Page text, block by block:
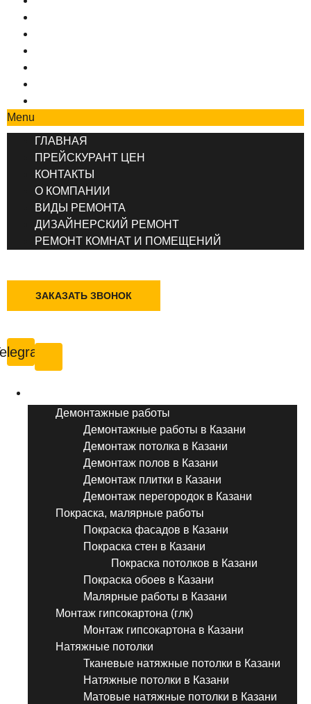
Menu
ГЛАВНАЯ
ПРЕЙСКУРАНТ ЦЕН
КОНТАКТЫ
О КОМПАНИИ
ВИДЫ РЕМОНТА
ДИЗАЙНЕРСКИЙ РЕМОНТ
РЕМОНТ КОМНАТ И ПОМЕЩЕНИЙ
ЗАКАЗАТЬ ЗВОНОК
Демонтажные работы
Демонтажные работы в Казани
Демонтаж потолка в Казани
Демонтаж полов в Казани
Демонтаж плитки в Казани
Демонтаж перегородок в Казани
Покраска, малярные работы
Покраска фасадов в Казани
Покраска стен в Казани
Покраска потолков в Казани
Покраска обоев в Казани
Малярные работы в Казани
Монтаж гипсокартона (глк)
Монтаж гипсокартона в Казани
Натяжные потолки
Тканевые натяжные потолки в Казани
Натяжные потолки в Казани
Матовые натяжные потолки в Казани